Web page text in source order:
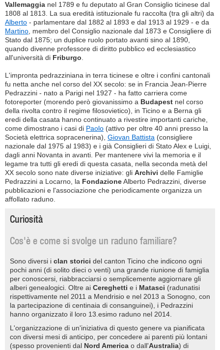
Vallemaggia nel 1789 e fu deputato al Gran Consiglio ticinese dal
1808 al 1813. La sua eredità istituzionale fu raccolta (tra gli altri) da
Alberto - parlamentare dal 1882 al 1893 e dal 1913 al 1929 - e da
Martino , membro del Consiglio nazionale dal 1873 e Consigliere di
Stato dal 1875; un duplice ruolo portato avanti sino al 1890,
quando divenne professore di diritto pubblico ed ecclesiastico
all'università di Friburgo
L'impronta pedrazziniana in terra ticinese e oltre i confini cantonali
fu netta anche nel corso del XX secolo: se in Francia Jean-Pierre
Pedrazzini - nato a Parigi nel 1927 - ha fatto carriera come
fotoreporter (morendo però giovanissimo a Budapest nel corso
della rivolta contro il regime filosovietico), in Ticino e a Berna gli
eredi della casata hanno continuato a rivestire importanti cariche,
come dimostrano i casi di Paolo (attivo per oltre 40 anni presso la
Società elettrica sopracenerina), Giovan Battista (consigliere
nazionale dal 1975 al 1983) e i già Consiglieri di Stato Alex e Luigi,
dagli anni Novanta in avanti. Per mantenere vivi la memoria e il
legame tra tutti gli eredi di questa casata, nella seconda metà del
XX secolo sono nate diverse iniziative: gli Archivi delle Famiglie
Pedrazzini a Locarno, la FondazioneAlberto Pedrazzini, diverse
pubblicazioni e l'associazione che periodicamente organizza un
affollato raduno.
Curiosità
Cos'è e come si svolge un raduno familiare?
Sono diversi i clan storici del canton Ticino che indicono ogni
pochi anni (di solito dieci o venti) una grande riunione di famiglia
per conoscersi, riabbracciarsi o semplicemente aggiornare gli
alberi genealogici. Oltre ai Cereghetti e i Matasci (radunatisi
rispettivamente nel 2011 a Mendrisio e nel 2013 a Sonogno, con
la partecipazione di centinaia di consanguinei), i Pedrazzini
hanno organizzato il loro 13.esimo raduno nel 2014.
L'organizzazione di un'iniziativa di questo genere va pianificata
con diversi mesi di anticipo, per concedere ai parenti più lontani
(spesso provenienti dal Nord America o dall'Australia) di